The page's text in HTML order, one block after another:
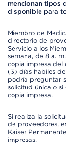
mencionan tipos
disponible para
Miembro de
directorio de
Servicio a los
semana, de 8 a.
copia impresa del
(3) días hábiles
podría preguntar
solicitud única o
copia impresa.
Si realiza la
de proveedores,
Kaiser
impresas.